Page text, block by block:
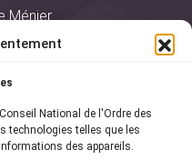
National de l'Ordre des
technologies telles que les
des appareils.
Ménier
16
78 80